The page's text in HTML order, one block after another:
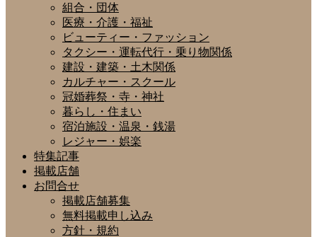
組合・団体
医療・介護・福祉
ビューティー・ファッション
タクシー・運転代行・乗り物関係
建設・建築・土木関係
カルチャー・スクール
冠婚葬祭・寺・神社
暮らし・住まい
宿泊施設・温泉・銭湯
レジャー・娯楽
特集記事
掲載店舗
お問合せ
掲載店舗募集
無料掲載申し込み
方針・規約